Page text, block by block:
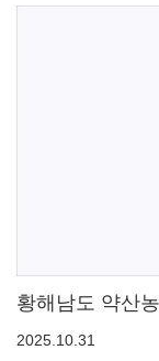
황해남도 약산
2025.10.31